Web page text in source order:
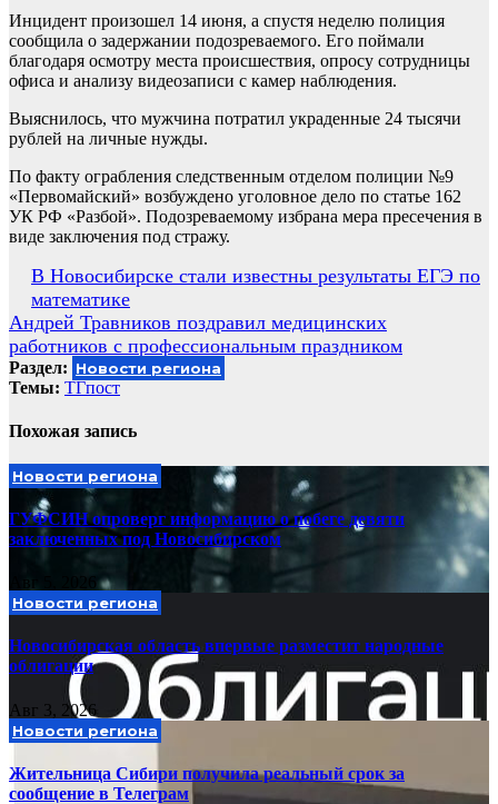
Инцидент произошел 14 июня, а спустя неделю полиция
сообщила о задержании подозреваемого. Его поймали
благодаря осмотру места происшествия, опросу сотрудницы
офиса и анализу видеозаписи с камер наблюдения.
Выяснилось, что мужчина потратил украденные 24 тысячи
рублей на личные нужды.
По факту ограбления следственным отделом полиции №9
«Первомайский» возбуждено уголовное дело по статье 162
УК РФ «Разбой». Подозреваемому избрана мера пресечения в
виде заключения под стражу.
Навигация
по
записям
В Новосибирске стали известны результаты ЕГЭ по
математике
Андрей Травников поздравил медицинских
работников с профессиональным праздником
Раздел: Новости региона
Темы: ТГпост
Похожая запись
Новости региона
ГУФСИН опроверг информацию о побеге девяти
заключенных под Новосибирском
Новости региона
Новосибирская область впервые разместит народные
облигации
Авг 3, 2026
Новости региона
Жительница Сибири получила реальный срок за
сообщение в Телеграм